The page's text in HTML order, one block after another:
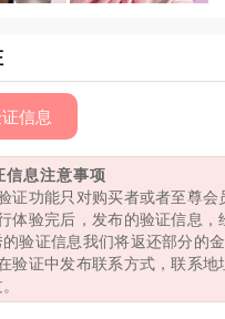
信息
信息注意事项
证功能只对购买者或者至尊会
体验完后，发布的验证信息，
验证信息我们将返还部分的金
验证中发布联系方式，联系地